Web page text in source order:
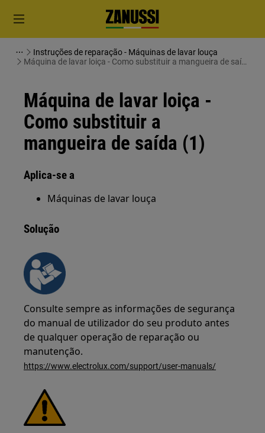
Instruções de reparação - Máquinas de lavar louça
Máquina de lavar loiça - Como substituir a mangueira de saída
Máquina de lavar loiça -
Como substituir a
mangueira de saída (1)
Aplica-se a
Máquinas de lavar louça
Solução
Consulte sempre as informações de segurança
do manual de utilizador do seu produto antes
de qualquer operação de reparação ou
manutenção.
https://www.electrolux.com/support/user-manuals/